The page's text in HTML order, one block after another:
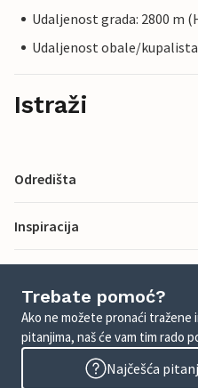
Udaljenost grada: 2800 m
Udaljenost obale/
Istraži
Odredišta
Inspiracija
Trebate pomoć?
Ako ne možete pronaći tražene
pitanjima, naš će vam tim rado
Najčešća